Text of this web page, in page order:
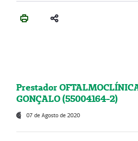
Prestador
GONÇALO (55004164-2)
07 de Agosto de 2020